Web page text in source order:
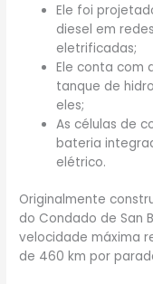
Ele foi
diesel em
eletrificadas;
Ele conta com
tanque de
eles;
As células de
bateria
elétrico.
Originalmente
do Condado de San
velocidade máxima
de 460 km por